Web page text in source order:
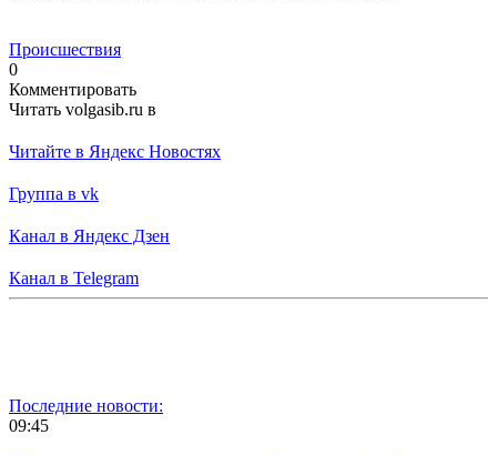
Происшествия
0
Комментировать
Читать volgasib.ru в
Читайте в Яндекс Новостях
Группа в vk
Канал в Яндекс Дзен
Канал в Telegram
Последние новости:
09:45